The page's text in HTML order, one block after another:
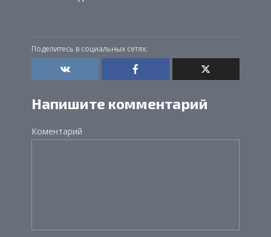
Поделитесь в социальных сетях:
Напишите комментарий
Коментарий